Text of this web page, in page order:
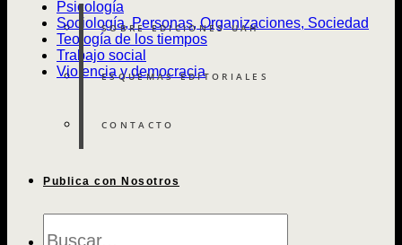
SOBRE EDICIONES UAH
ESQUEMAS EDITORIALES
CONTACTO
Publica con Nosotros
de
Psicología
Sociología, Personas, Organizaciones, Sociedad
Teología de los tiempos
Trabajo social
Violencia y democracia